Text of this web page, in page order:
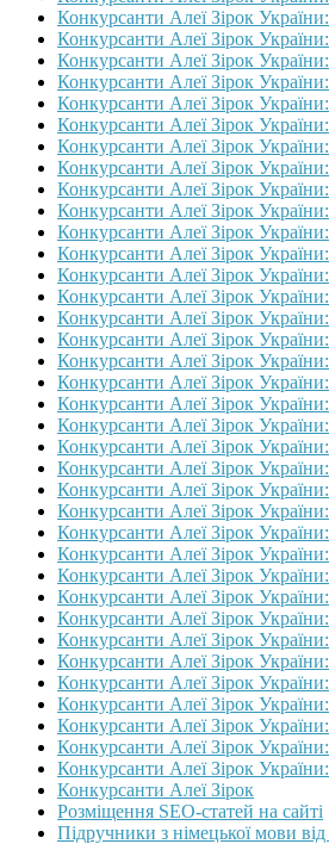
Конкурсанти Алеї Зірок
Конкурсанти Алеї Зірок
Конкурсанти Алеї Зірок
Конкурсанти Алеї Зірок
Конкурсанти Алеї Зірок
Конкурсанти Алеї Зірок
Конкурсанти Алеї Зірок України:
Конкурсанти Алеї Зірок
Конкурсанти Алеї Зірок
Конкурсанти Алеї Зірок
Конкурсанти Алеї Зірок
Конкурсанти Алеї Зірок
Конкурсанти Алеї Зірок
Конкурсанти Алеї Зірок
Конкурсанти Алеї Зірок
Конкурсанти Алеї Зірок
Конкурсанти Алеї Зірок України:
Конкурсанти Алеї Зірок
Конкурсанти Алеї Зірок
Конкурсанти Алеї Зірок
Конкурсанти Алеї Зірок
Конкурсанти Алеї Зірок
Конкурсанти Алеї Зірок
Конкурсанти Алеї Зірок
Конкурсанти Алеї Зірок
Конкурсанти Алеї Зірок
Конкурсанти Алеї Зірок України:
Конкурсанти Алеї Зірок
Конкурсанти Алеї Зірок
Конкурсанти Алеї Зірок
Конкурсанти Алеї Зірок
Конкурсанти Алеї Зірок
Конкурсанти Алеї Зірок
Конкурсанти Алеї Зірок
Конкурсанти Алеї Зірок
Конкурсанти Алеї Зірок
Конкурсанти Алеї Зірок
Розміщення SEO-статей на сайті
Підручники з німецької мови